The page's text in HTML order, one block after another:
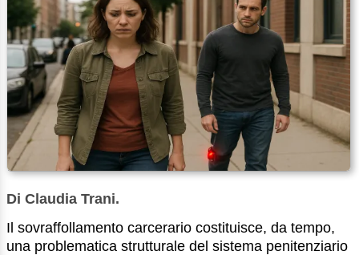
Di Claudia Trani.
Il sovraffollamento carcerario costituisce, da tempo,
una problematica strutturale del sistema penitenziario